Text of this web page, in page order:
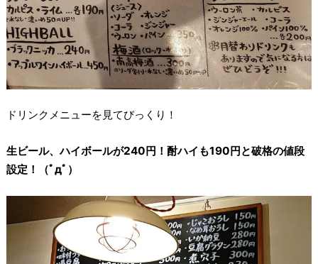
ドリンクメニューを見てびっくり！
生ビール、ハイボールが240円！酎ハイも190円と破格の値段
設定！（ﾟдﾟ）